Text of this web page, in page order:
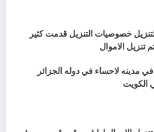
خصوصيات التنزيل قدمت كثير
الاموال
مدينه لاحساء في دوله الجزائر
الكويت